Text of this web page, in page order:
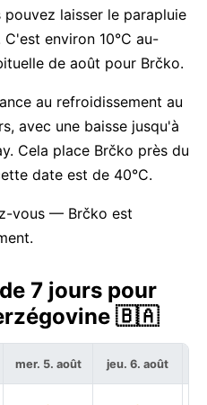
laisser le parapluie
environ 10°C au-
de août pour Brčko.
au refroidissement au
avec une baisse jusqu'à
Cela place Brčko près du
date est de 40°C.
vous — Brčko est
7 jours pour
🇧🇦
mer. 5. août jeu. 6. août